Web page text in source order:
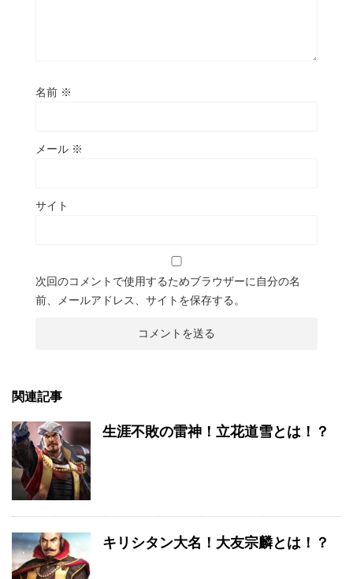
名前 ※
メール ※
サイト
次回のコメントで使用するためブラウザーに自分の名
前、メールアドレス、サイトを保存する。
関連記事
生涯不敗の雷神！立花道雪とは！？
キリシタン大名！大友宗麟とは！？